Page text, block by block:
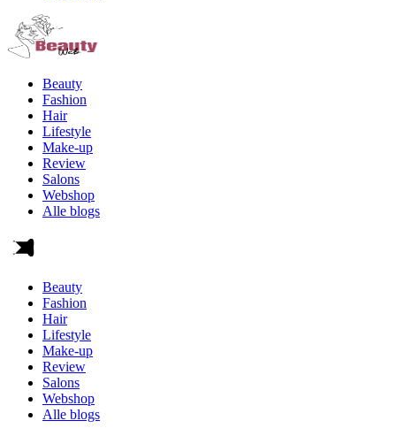
Beauty
Fashion
Hair
Lifestyle
Make-up
Review
Salons
Webshop
Alle blogs
Beauty
Fashion
Hair
Lifestyle
Make-up
Review
Salons
Webshop
Alle blogs